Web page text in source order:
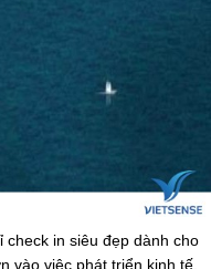
in siêu đẹp dành cho
vào việc phát triển kinh tế,